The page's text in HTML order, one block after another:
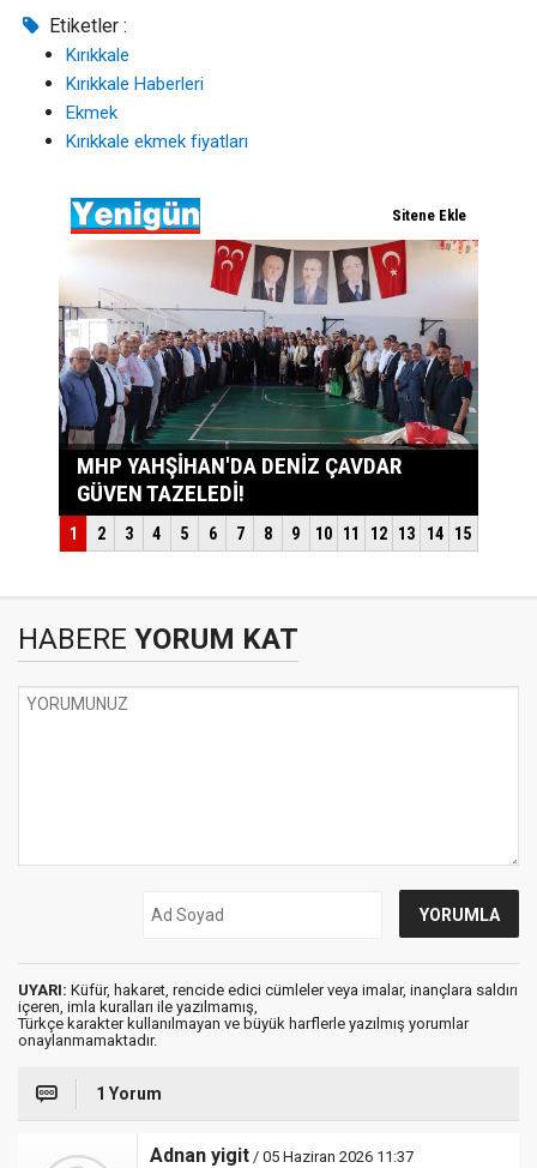
Etiketler :
Kırıkkale
Kırıkkale Haberleri
Ekmek
Kırıkkale ekmek fiyatları
HABERE YORUM KAT
UYARI: Küfür, hakaret, rencide edici cümleler veya imalar, inançlara saldırı
içeren, imla kuralları ile yazılmamış,
Türkçe karakter kullanılmayan ve büyük harflerle yazılmış yorumlar
onaylanmamaktadır.
1 Yorum
Adnan yigit / 05 Haziran 2026 11:37